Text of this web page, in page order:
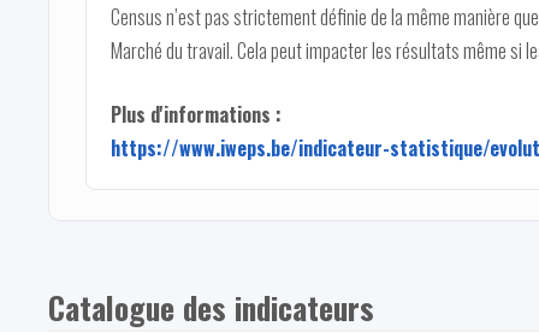
Census n’est pas strictement définie de la même manière
Marché du travail. Cela peut impacter les résultats même si
Plus d'informations :
https://www.iweps.be/indicateur-statistique/
Catalogue des indicateurs